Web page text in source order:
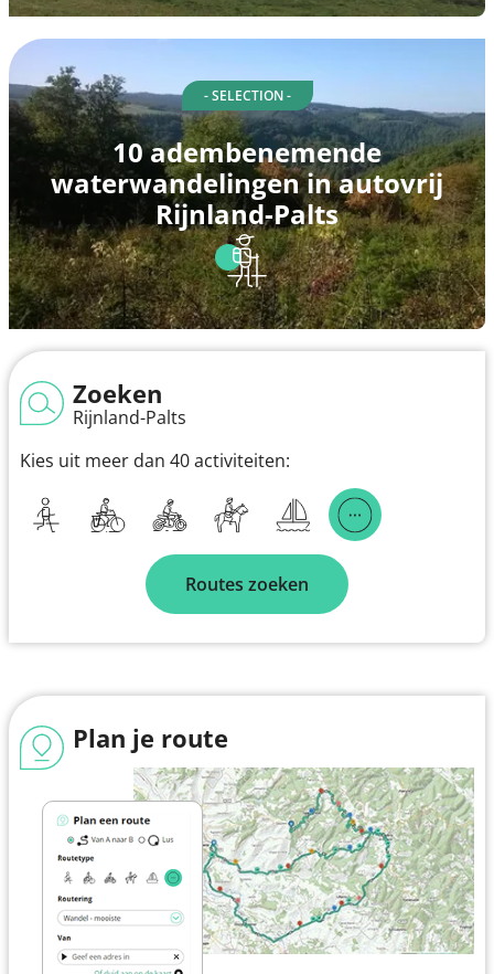
- SELECTION -
10 adembenemende
waterwandelingen in autovrij
Rijnland-Palts
Zoeken
Rijnland-Palts
Kies uit meer dan 40 activiteiten:
Routes zoeken
Plan je route